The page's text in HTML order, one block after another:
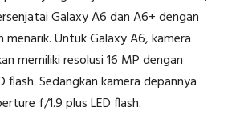
Galaxy A6 dan A6+ dengan
Untuk Galaxy A6, kamera
memiliki resolusi 16 MP dengan
flash. Sedangkan kamera depannya
f/1.9 plus LED flash.